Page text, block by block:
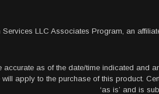
LLC Associates Program, an
as of the date/time indicated and
apply to the purchase of this product.
‘as is’ and is